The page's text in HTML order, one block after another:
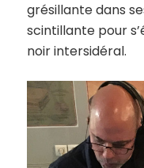
grésillante dans
scintillante pour
noir intersidéral.